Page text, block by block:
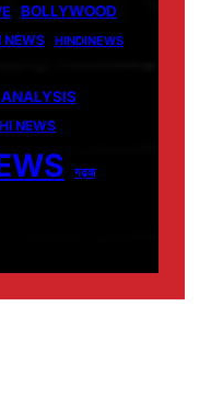
BOLLYWOOD
NEWS
HINDINEWS
NEWS
गढ़वा